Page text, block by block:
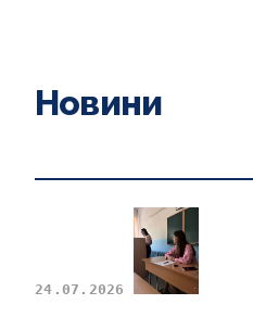
СТУДЕНТУ
НАУКОВА РОБОТА
АКРЕДИТАЦІЯ
КОНТАКТИ
Новини
24.07.2026